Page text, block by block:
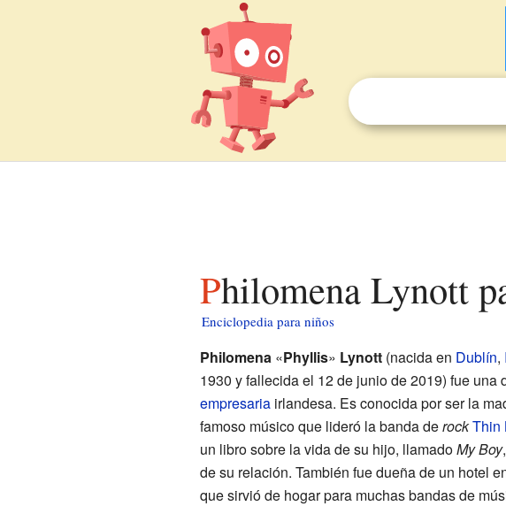
Philomena Lynott
Enciclopedia para niños
Philomena«Phyllis» Lynott(nacida en Dublín,
1930 y fallecida el 12 de junio de 2019) fue una
empresariairlandesa. Es conocida por ser la
famoso músico que lideró la banda derockThin
un libro sobre la vida de su hijo, llamadoMy Boy
de su relación. También fue dueña de un hotel
que sirvió de hogar para muchas bandas de